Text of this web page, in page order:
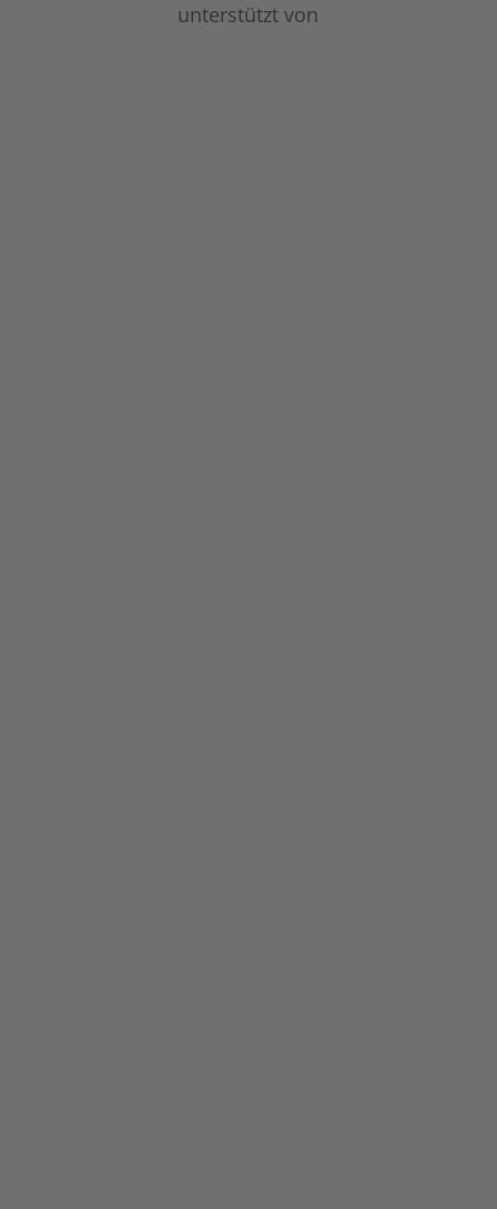
unterstützt von